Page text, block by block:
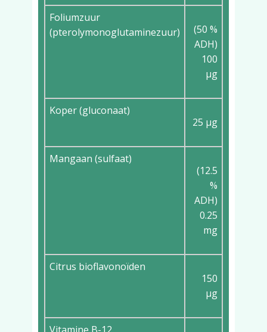
Foliumzuur
(pterolymonoglutaminezuur)
(50 %
ADH)
100
µg
Koper (gluconaat)
25 µg
Mangaan (sulfaat)
(12.5
%
ADH)
0.25
mg
Citrus bioflavonoïden
150
µg